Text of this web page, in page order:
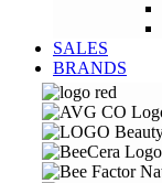
SALES
BRANDS